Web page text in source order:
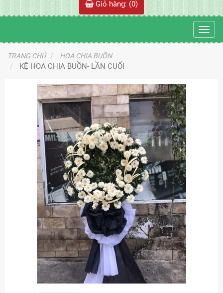
Giỏ hàng: (0)
TRANG CHỦ HOA CHIA BUỒN
KỆ HOA CHIA BUỒN- LẦN CUỐI